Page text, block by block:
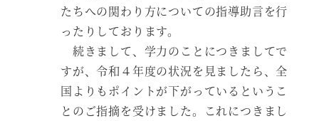
たちへの関わり方についての指導助言を行
ったりしております。
続きまして、学力のことにつきましてで
すが、令和４年度の状況を見ましたら、全
国よりもポイントが下がっているというこ
とのご指摘を受けました。これにつきまし